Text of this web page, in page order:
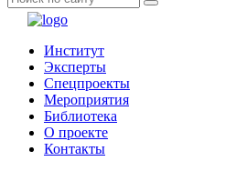
Институт
Эксперты
Спецпроекты
Мероприятия
Библиотека
О проекте
Контакты